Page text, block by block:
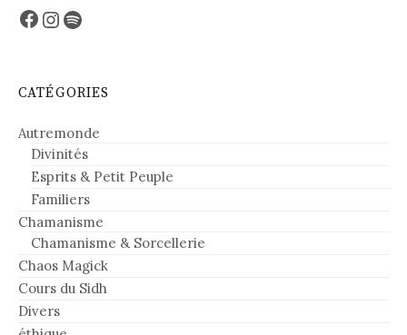
Facebook
Instagram
Spotify
CATÉGORIES
Autremonde
Divinités
Esprits & Petit Peuple
Familiers
Chamanisme
Chamanisme & Sorcellerie
Chaos Magick
Cours du Sidh
Divers